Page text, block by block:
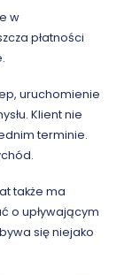
w
płatności
uruchomienie
Klient nie
terminie.
także ma
o upływającym
się niejako